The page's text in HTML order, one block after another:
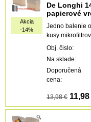
Akcia
-14%
De Longhi
papierové
Jedno balenie
kusy
Obj. čislo:
Na sklade:
Doporučená
cena:
13,98 € 11,98